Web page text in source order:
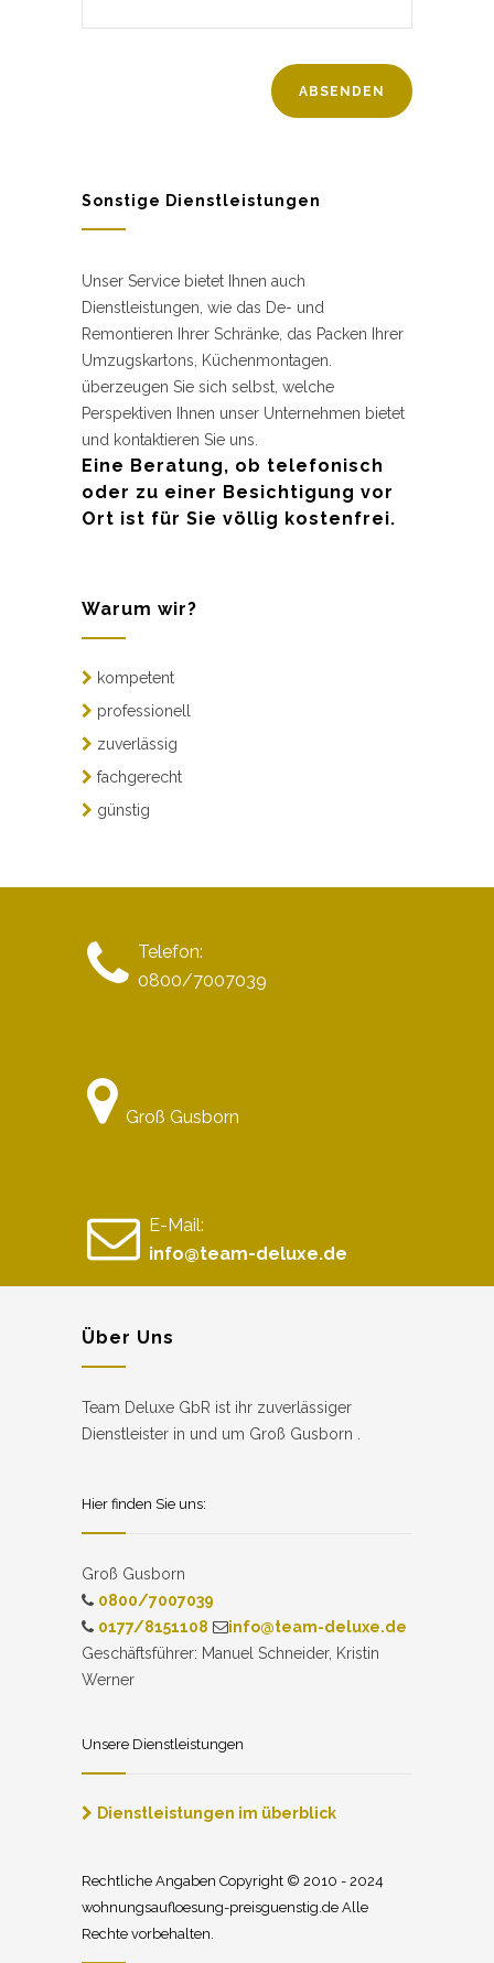
Sonstige Dienstleistungen
Unser Service bietet Ihnen auch
Dienstleistungen, wie das De- und
Remontieren Ihrer Schränke, das Packen Ihrer
Umzugskartons, Küchenmontagen.
überzeugen Sie sich selbst, welche
Perspektiven Ihnen unser Unternehmen bietet
und kontaktieren Sie uns.
Eine Beratung, ob telefonisch
oder zu einer Besichtigung vor
Ort ist für Sie völlig kostenfrei.
Warum wir?
kompetent
professionell
zuverlässig
fachgerecht
günstig
Telefon:
0800/7007039
Groß Gusborn
E-Mail:
info@team-deluxe.de
Über Uns
Team Deluxe GbR ist ihr zuverlässiger
Dienstleister in und um Groß Gusborn .
Hier finden Sie uns:
Groß Gusborn
0800/7007039
0177/8151108
info@team-deluxe.de
Geschäftsführer: Manuel Schneider, Kristin
Werner
Unsere Dienstleistungen
Dienstleistungen im überblick
Rechtliche Angaben Copyright © 2010 - 2024
wohnungsaufloesung-preisguenstig.de Alle
Rechte vorbehalten.